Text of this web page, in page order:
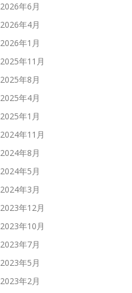
2026年6月
2026年4月
2026年1月
2025年11月
2025年8月
2025年4月
2025年1月
2024年11月
2024年8月
2024年5月
2024年3月
2023年12月
2023年10月
2023年7月
2023年5月
2023年2月